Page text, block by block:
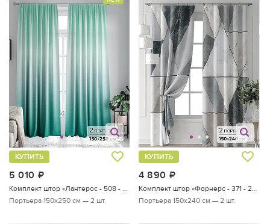
5 010
КУПИТЬ
Портьера 150х250 см — 2 шт.
4 890
КУПИТЬ
Портьера 150х240 см — 2 шт.